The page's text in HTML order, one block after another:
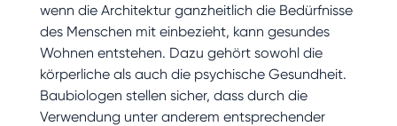
wenn die Architektur ganzheitlich die Bedürfnisse
des Menschen mit einbezieht, kann gesundes
Wohnen entstehen. Dazu gehört sowohl die
körperliche als auch die psychische Gesundheit.
Baubiologen stellen sicher, dass durch die
Verwendung unter anderem entsprechender